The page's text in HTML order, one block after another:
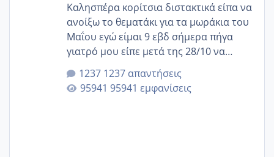
Καλησπέρα κορίτσια διστακτικά είπα να
ανοίξω το θεματάκι για τα μωράκια του
Μαΐου εγώ είμαι 9 εβδ σήμερα πήγα
γιατρό μου είπε μετά της 28/10 να
κλείσω ραντεβού για την αυχενική είναι
καμιά άλλη κοπέλα να γεννάει Μάιο ;;
1237 απαντήσεις
95941 εμφανίσεις